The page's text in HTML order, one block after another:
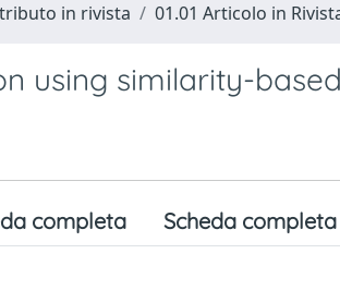
in rivista 01.01 Articolo in
using similarity-
completa Scheda completa